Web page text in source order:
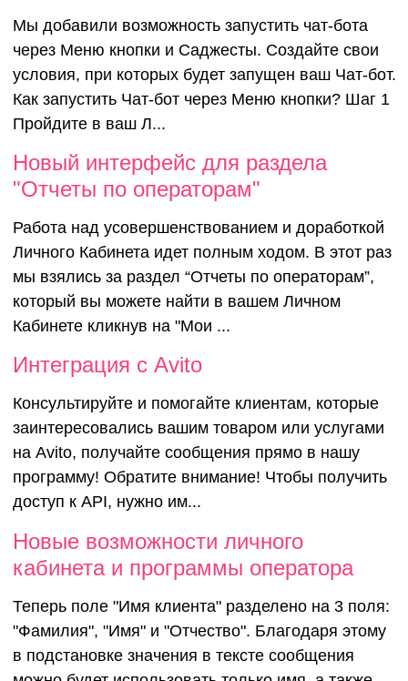
Мы добавили возможность запустить чат-бота
через Меню кнопки и Саджесты. Создайте свои
условия, при которых будет запущен ваш Чат-бот.
Как запустить Чат-бот через Меню кнопки? Шаг 1
Пройдите в ваш Л...
Новый
для
"Отчеты по
Новый интерфейс для раздела
"Отчеты по операторам"
Работа над усовершенствованием и доработкой
Личного Кабинета идет полным ходом. В этот раз
мы взялись за раздел “Отчеты по операторам”,
который вы можете найти в вашем Личном
Кабинете кликнув на "Мои ...
Интеграция с Avito
Консультируйте и помогайте клиентам, которые
заинтересовались вашим товаром или услугами
на Avito, получайте сообщения прямо в нашу
программу! Обратите внимание! Чтобы получить
доступ к API, нужно им...
Новые возможности личного
кабинета и программы оператора
Теперь поле "Имя клиента" разделено на 3 поля:
"Фамилия", "Имя" и "Отчество". Благодаря этому
в подстановке значения в тексте сообщения